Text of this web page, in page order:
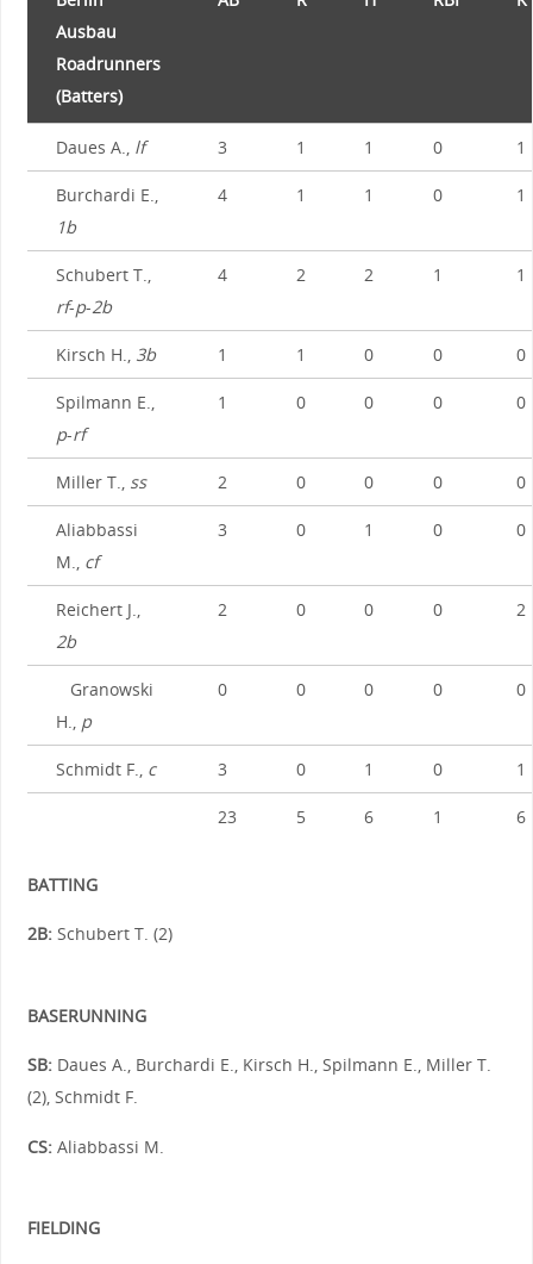
Ausbau
Roadrunners
(Batters)
Daues A., lf 3 1 1 0 1
Burchardi E.,
1b
4 1 1 0 1
Schubert T.,
rf-p-2b
4 2 2 1 1
Kirsch H., 3b 1 1 0 0 0
Spilmann E.,
p-rf
1 0 0 0 0
Miller T., ss 2 0 0 0 0
Aliabbassi
M., cf
3 0 1 0 0
Reichert J.,
2b
2 0 0 0 2
Granowski
H., p
0 0 0 0 0
Schmidt F., c 3 0 1 0 1
23 5 6 1 6
BATTING
2B:Schubert T. (2)
BASERUNNING
SB:Daues A., Burchardi E., Kirsch H., Spilmann E., Miller T.
(2), Schmidt F.
CS:Aliabbassi M.
FIELDING